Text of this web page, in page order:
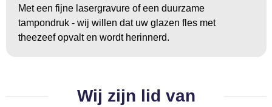
Met een fijne lasergravure of een duurzame
tampondruk - wij willen dat uw glazen fles met
theezeef opvalt en wordt herinnerd.
Wij zijn lid van